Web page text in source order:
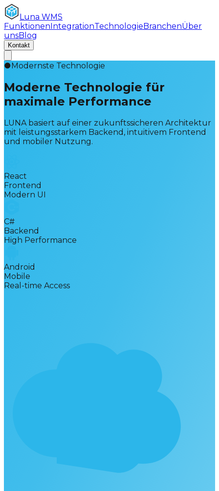
Luna WMS
FunktionenIntegrationTechnologieBranchenÜber
unsBlog
Kontakt
●Modernste Technologie
Moderne Technologie für
maximale Performance
LUNA basiert auf einer zukunftssicheren Architektur
mit leistungsstarkem Backend, intuitivem Frontend
und mobiler Nutzung.
React
Frontend
Modern UI
C#
Backend
High Performance
Android
Mobile
Real-time Access